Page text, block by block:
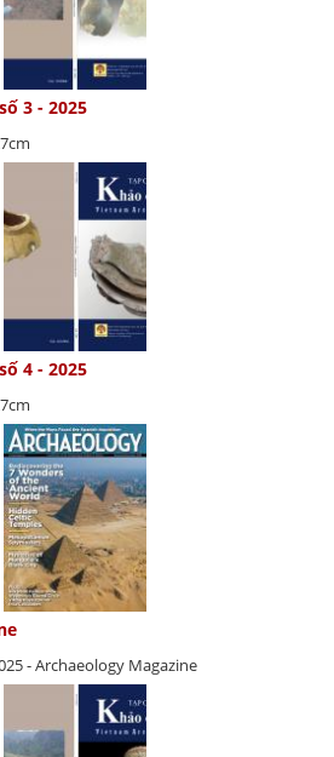
3 - 2025
4 - 2025
- Archaeology Magazine